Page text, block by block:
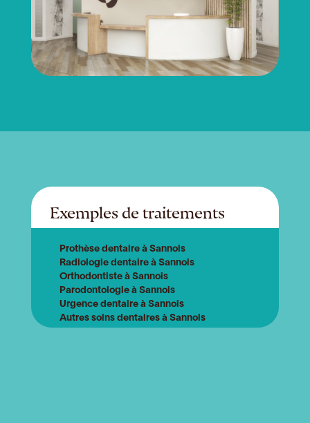
Exemples de traitements
Prothèse dentaire à Sannois
Radiologie dentaire à Sannois
Orthodontiste à Sannois
Parodontologie à Sannois
Urgence dentaire à Sannois
Autres soins dentaires à Sannois